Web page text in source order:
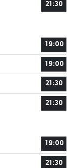
21:30
19:00
19:00
21:30
21:30
19:00
21:30